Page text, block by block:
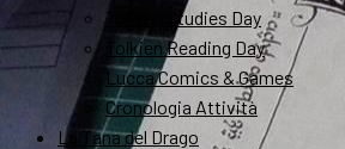
Tolkien Studies Day
Tolkien Reading Day
Lucca Comics & Games
Cronologia Attività
La Tana del Drago